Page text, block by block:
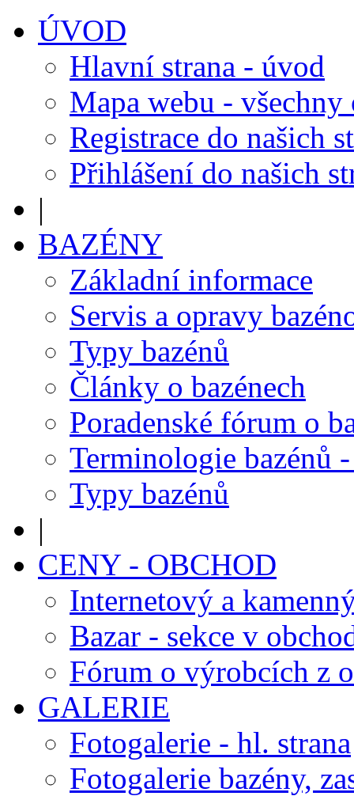
ÚVOD
Hlavní strana - úvod
Mapa webu - všechny
Registrace do našich
Přihlášení do našich
|
BAZÉNY
Základní informace
Servis a opravy
Typy bazénů
Články o bazénech
Poradenské fórum o
Terminologie bazénů
Typy bazénů
|
CENY - OBCHOD
Internetový a
Bazar - sekce v
Fórum o výrobcích z
GALERIE
Fotogalerie - hl. strana
Fotogalerie bazény,